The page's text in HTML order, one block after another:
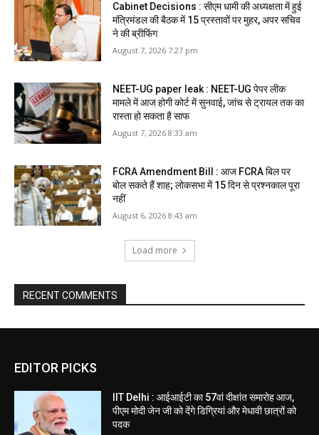
Cabinet Decisions : सीएम धामी की अध्यक्षता में हुई
मंत्रिमंडल की बैठक में 15 प्रस्तावों पर मुहर, अपर सचिव
ने की ब्रीफिंग
August 7, 2026 7:27 pm
NEET-UG paper leak : NEET-UG पेपर लीक
मामले में आज होगी कोर्ट में सुनवाई, जांच से ट्रायल तक का
रास्ता हो सकता है साफ
August 7, 2026 8:33 am
FCRA Amendment Bill : आज FCRA बिल पर
बोल सकते हैं शाह; लोकसभा में 15 दिन से प्रश्नकाल पूरा
नहीं
August 6, 2026 8:43 am
Load more
RECENT COMMENTS
EDITOR PICKS
IIT Delhi : आईआईटी का 57वां दीक्षांत समारोह आज,
पीएम मोदी जेन जी को देंगे डिग्रियां और मेधावी छात्रों को
पदक